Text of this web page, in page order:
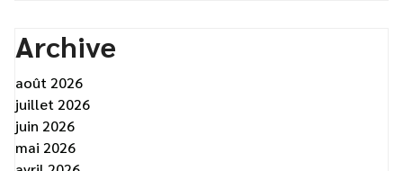
Archive
août 2026
juillet 2026
juin 2026
mai 2026